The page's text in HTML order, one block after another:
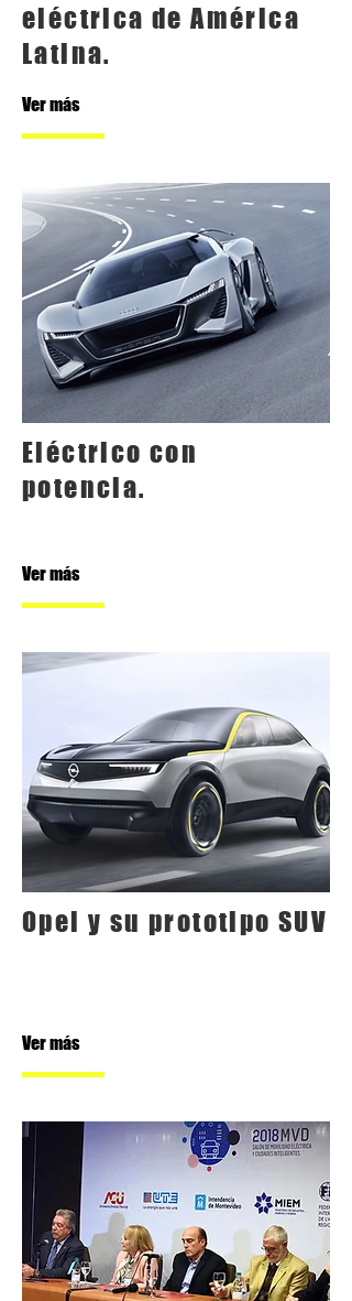
eléctrica de América
Latina.
Ver más
Eléctrico con
potencia.
Ver más
Opel y su prototipo SUV
Ver más